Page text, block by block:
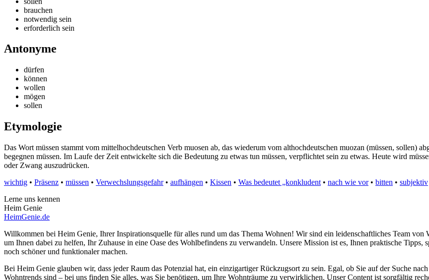
brauchen
notwendig sein
erforderlich sein
Antonyme
dürfen
können
wollen
mögen
sollen
Etymologie
Das Wort müssen stammt vom mittelhochdeutschen Verb muosen ab, das wiederum vom althochdeutschen muozan (müssen, sollen)
begegnen müssen. Im Laufe der Zeit entwickelte sich die Bedeutung zu etwas tun müssen, verpflichtet sein zu etwas. Heute wird
oder Zwang auszudrücken.
wichtig • Präsenz • müssen • Verwechslungsgefahr• aufhängen • Kissen • Was bedeutet „konkludent • nach wie vor• bitten • subjektiv
Lerne uns kennen
Heim Genie
HeimGenie.de
Willkommen bei Heim Genie, Ihrer Inspirationsquelle für alles rund um das Thema Wohnen! Wir sind ein leidenschaftliches Team von
um Ihnen dabei zu helfen, Ihr Zuhause in eine Oase des Wohlbefindens zu verwandeln. Unsere Mission ist es, Ihnen praktische
noch schöner und funktionaler machen.
Bei Heim Genie glauben wir, dass jeder Raum das Potenzial hat, ein einzigartiger Rückzugsort zu sein. Egal, ob Sie auf der Suche
Wohntrends sind – bei uns finden Sie alles, was Sie benötigen, um Ihre Wohnträume zu verwirklichen. Unser Content ist sorgfältig